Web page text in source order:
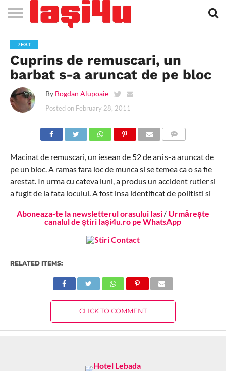
STIRI
APARTAMENTE
NOI IASI
STIRI
IASI
JOBS
IN
IASI
FILME
LA
CINEMA
CLUBURI /
DISCOTECI
BARURI /
CAFENELE
SALI DE
FORTA
SI
FITNESS
SALOANE DE
INFRUMUSETARE
AGENTII
DE
TURISM
IASI
RESTAURANTE
IN IASI
PIZZA
IN
IASI
PISCINA
IN IASI
FLORARII
RADIO
LIVE
IN IASI
SPALATORII
AUTO
TRACTARI
AUTO
TAXI
IN
IASI
CINEMA
TEATRU
HOTELURI
/
PENSIUNI
TEREN
SPORTIV
TEREN
TENIS
IASI
FARMACII
NON
STOP
COFFEE-
TO-GO
FIRME DE
PUBLICITATE
RENT
A
CAR
7EST
Cuprins de remuscari, un
barbat s-a aruncat de pe bloc
By Bogdan Alupoaie
Posted on February 28, 2011
Macinat de remuscari, un iesean de 52 de ani s-a aruncat de
pe un bloc. A ramas fara loc de munca si se temea ca o sa fie
arestat. In urma cu cateva luni, a produs un accident rutier si
a fugit de la fata locului. A fost insa identificat de politisti si
Aboneaza-te la newsletterul orasului Iasi/ Urmărește
canalul de știri Iași4u.ro pe WhatsApp
RELATED ITEMS:
CLICK TO COMMENT